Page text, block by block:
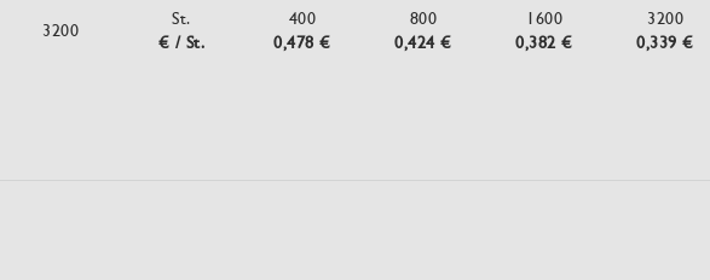
3200
St.
€ / St.
400
0,478 €
800
0,424 €
1600
0,382 €
3200
0,339 €